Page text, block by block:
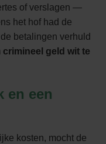
of verslagen —
het hof had de
betalingen verhuld
crimineel geld wit te
en een
kosten, mocht de